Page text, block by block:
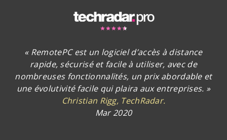
« RemotePC est un logiciel d’accès à distance
rapide, sécurisé et facile à utiliser, avec de
nombreuses fonctionnalités, un prix abordable et
une évolutivité facile qui plaira aux entreprises. »
Christian Rigg, TechRadar.
Mar 2020